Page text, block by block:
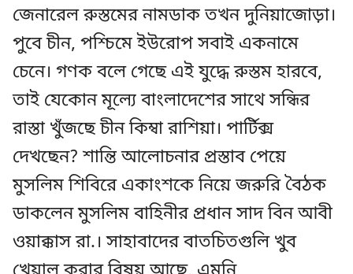
জেনারেল রুস্তমের নামডাক তখন দুনিয়াজোড়া।
পুবে চীন, পশ্চিমে ইউরোপ সবাই একনামে
চেনে। গণক বলে গেছে এই যুদ্ধে রুস্তম হারবে,
তাই যেকোন মূল্যে বাংলাদেশের সাথে সন্ধির
রাস্তা খুঁজছে চীন কিম্বা রাশিয়া। পার্টিক্স
দেখছেন? শান্তি আলোচনার প্রস্তাব পেয়ে
মুসলিম শিবিরে একাংশকে নিয়ে জরুরি বৈঠক
ডাকলেন মুসলিম বাহিনীর প্রধান সাদ বিন আবী
ওয়াক্কাস রা.। সাহাবাদের বাতচিতগুলি খুব